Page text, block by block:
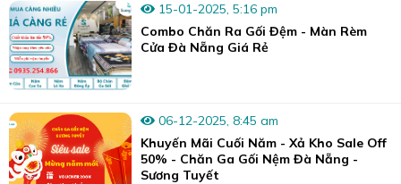
15-01-2025, 5:16 pm
Combo Chăn Ra Gối Đệm - Màn Rèm
Cửa Đà Nẵng Giá Rẻ
06-12-2025, 8:45 am
Khuyến Mãi Cuối Năm - Xả Kho Sale Off
50% - Chăn Ga Gối Nệm Đà Nẵng -
Sương Tuyết